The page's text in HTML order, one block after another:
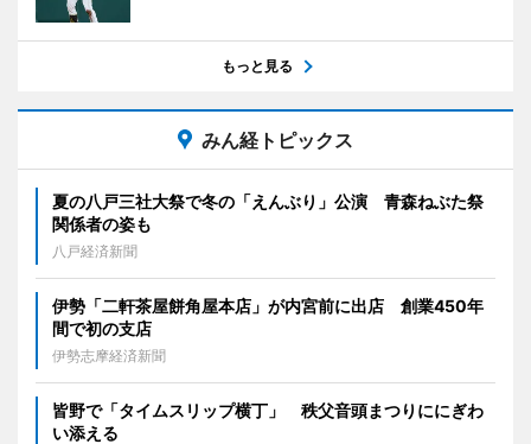
もっと見る
みん経トピックス
夏の八戸三社大祭で冬の「えんぶり」公演 青森ねぶた祭
関係者の姿も
八戸経済新聞
伊勢「二軒茶屋餅角屋本店」が内宮前に出店 創業450年
間で初の支店
伊勢志摩経済新聞
皆野で「タイムスリップ横丁」 秩父音頭まつりににぎわ
い添える